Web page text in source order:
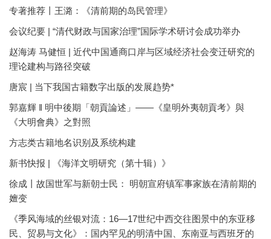
专著推荐丨王潞：《清前期的岛民管理》
会议纪要 | “清代财政与国家治理”国际学术研讨会成功举办
赵海涛 马健恒 | 近代中国通商口岸与区域经济社会变迁研究的
理论建构与路径突破
唐宸 | 当下我国古籍数字出版的发展趋势*
郭嘉輝 ‖ 明中後期「朝貢論述」——《皇明外夷朝貢考》與
《大明會典》之對照
方志类古籍地名识别及系统构建
新书快报 | 《海洋文明研究（第十辑）》
徐成丨故国世军与新朝士民： 明朝宣府镇军事家族在清前期的
嬗变
《季风海域的丝银对流：16—17世纪中西交往图景中的东亚移
民、贸易与文化》：国内罕见的明清中国、东南亚与西班牙的